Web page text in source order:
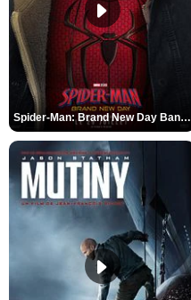
Spider-Man: Brand New Day Bande-annonce VO STFR